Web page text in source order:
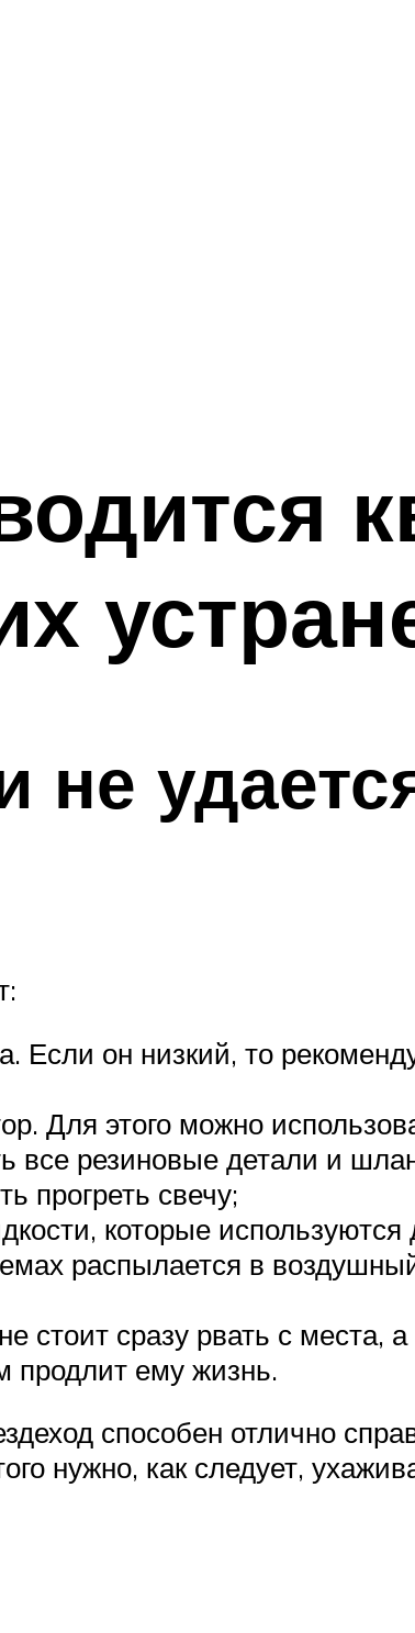
не
Если он низкий, то
Для этого можно
все резиновые детали и
прогреть свечу;
которые используются
распылается в
стоит сразу рвать с места,
продлит ему жизнь.
способен отлично
нужно, как следует,